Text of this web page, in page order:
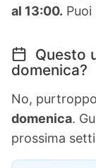
al 13:00.
Questo
domenica?
No,
domenica.
prossima